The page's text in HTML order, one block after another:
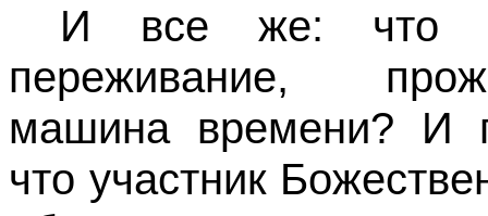
И все же: что
переживание,
машина времени? И
что участник